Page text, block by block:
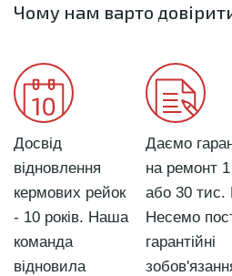
Чому нам варто
Досвід
відновлення
кермових рейок
- 10 років. Наша
команда
відновила
Даємо
на ремонт 1
або 30 тис.
Несемо
гарантійні